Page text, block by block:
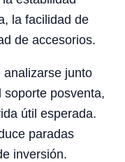
la facilidad de
de accesorios.
analizarse junto
posventa,
útil esperada.
paradas
inversión.